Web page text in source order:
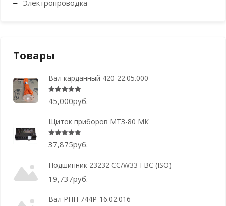
Электропроводка
Товары
Вал карданный 420-22.05.000
Оценка5.00 из 5
45,000руб.
Щиток приборов МТЗ-80 МК
Оценка5.00 из 5
37,875руб.
Подшипник 23232 CC/W33 FBC (ISO)
19,737руб.
Вал РПН 744Р-16.02.016